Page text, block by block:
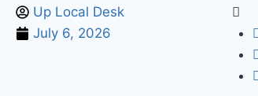
Up Local Desk
July 6, 2026